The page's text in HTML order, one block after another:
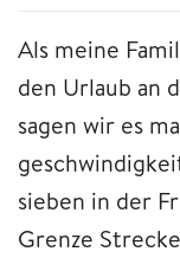
Als meine
den Urlaub an
sagen wir es
sieben in der
Grenze